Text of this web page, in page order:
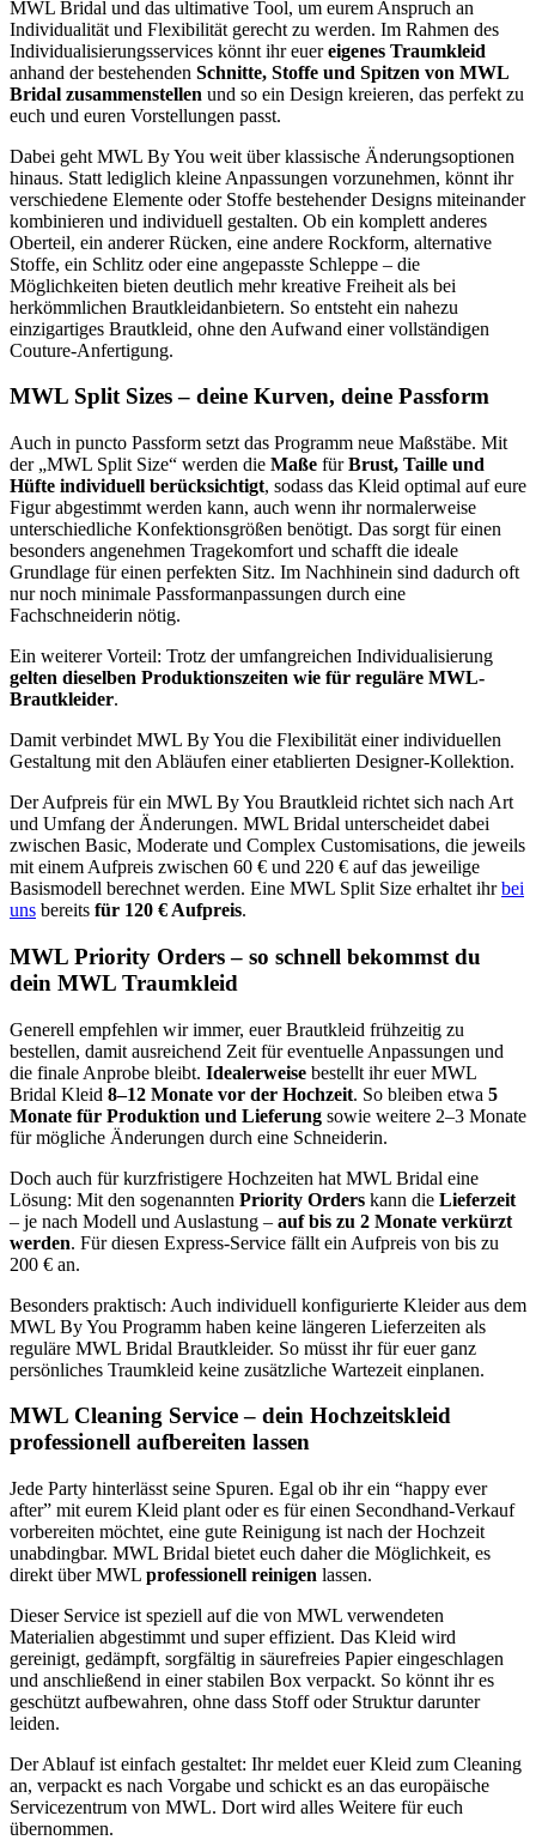
MWL Bridal und das ultimative Tool, um eurem Anspruch an
Individualität und Flexibilität gerecht zu werden. Im Rahmen des
Individualisierungsservices könnt ihr euereigenes Traumkleid
anhand der bestehenden Schnitte, Stoffe und Spitzen von MWL
Bridal zusammenstellen und so ein Design kreieren, das perfekt zu
euch und euren Vorstellungen passt.
Dabei geht MWL By You weit über klassische Änderungsoptionen
hinaus. Statt lediglich kleine Anpassungen vorzunehmen, könnt ihr
verschiedene Elemente oder Stoffe bestehender Designs miteinander
kombinieren und individuell gestalten. Ob ein komplett anderes
Oberteil, ein anderer Rücken, eine andere Rockform, alternative
Stoffe, ein Schlitz oder eine angepasste Schleppe – die
Möglichkeiten bieten deutlich mehr kreative Freiheit als bei
herkömmlichen Brautkleidanbietern. So entsteht ein nahezu
einzigartiges Brautkleid, ohne den Aufwand einer vollständigen
Couture-Anfertigung.
MWL Split Sizes – deine Kurven, deine Passform
Auch in puncto Passform setzt das Programm neue Maßstäbe. Mit
der „MWL Split Size“ werden die Maße fürBrust, Taille und
Hüfte individuell berücksichtigt, sodass das Kleid optimal auf eure
Figur abgestimmt werden kann, auch wenn ihr normalerweise
unterschiedliche Konfektionsgrößen benötigt. Das sorgt für einen
besonders angenehmen Tragekomfort und schafft die ideale
Grundlage für einen perfekten Sitz. Im Nachhinein sind dadurch oft
nur noch minimale Passformanpassungen durch eine
Fachschneiderin nötig.
Ein weiterer Vorteil: Trotz der umfangreichen Individualisierung
gelten dieselben Produktionszeiten wie für reguläre MWL-
Brautkleider.
Damit verbindet MWL By You die Flexibilität einer individuellen
Gestaltung mit den Abläufen einer etablierten Designer-Kollektion.
Der Aufpreis für ein MWL By You Brautkleid richtet sich nach Art
und Umfang der Änderungen. MWL Bridal unterscheidet dabei
zwischen Basic, Moderate und Complex Customisations, die jeweils
mit einem Aufpreis zwischen 60 € und 220 € auf das jeweilige
Basismodell berechnet werden. Eine MWL Split Size erhaltet ihrbei
uns bereits für 120 € Aufpreis.
MWL Priority Orders – so schnell bekommst du
dein MWL Traumkleid
Generell empfehlen wir immer, euer Brautkleid frühzeitig zu
bestellen, damit ausreichend Zeit für eventuelle Anpassungen und
die finale Anprobe bleibt. Idealerweise bestellt ihr euer MWL
Bridal Kleid 8–12 Monate vor der Hochzeit. So bleiben etwa 5
Monate für Produktion und Lieferung sowie weitere 2–3 Monate
für mögliche Änderungen durch eine Schneiderin.
Doch auch für kurzfristigere Hochzeiten hat MWL Bridal eine
Lösung: Mit den sogenannten Priority Orders kann die Lieferzeit
– je nach Modell und Auslastung – auf bis zu 2 Monate verkürzt
werden. Für diesen Express-Service fällt ein Aufpreis von bis zu
200 € an.
Besonders praktisch: Auch individuell konfigurierte Kleider aus dem
MWL By You Programm haben keine längeren Lieferzeiten als
reguläre MWL Bridal Brautkleider. So müsst ihr für euer ganz
persönliches Traumkleid keine zusätzliche Wartezeit einplanen.
MWL Cleaning Service – dein Hochzeitskleid
professionell aufbereiten lassen
Jede Party hinterlässt seine Spuren. Egal ob ihr ein “happy ever
after” mit eurem Kleid plant oder es für einen Secondhand-Verkauf
vorbereiten möchtet, eine gute Reinigung ist nach der Hochzeit
unabdingbar. MWL Bridal bietet euch daher die Möglichkeit, es
direkt über MWL professionell reinigen lassen.
Dieser Service ist speziell auf die von MWL verwendeten
Materialien abgestimmt und super effizient. Das Kleid wird
gereinigt, gedämpft, sorgfältig in säurefreies Papier eingeschlagen
und anschließend in einer stabilen Box verpackt. So könnt ihr es
geschützt aufbewahren, ohne dass Stoff oder Struktur darunter
leiden.
Der Ablauf ist einfach gestaltet: Ihr meldet euer Kleid zum Cleaning
an, verpackt es nach Vorgabe und schickt es an das europäische
Servicezentrum von MWL. Dort wird alles Weitere für euch
übernommen.